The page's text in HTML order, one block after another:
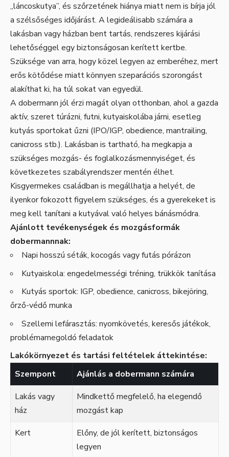
„láncoskutya”, és szőrzetének hiánya miatt nem is bírja jól
a szélsőséges időjárást. A legideálisabb számára a
lakásban vagy házban bent tartás, rendszeres kijárási
lehetőséggel egy biztonságosan kerített kertbe.
Szüksége van arra, hogy közel legyen az emberéhez, mert
erős kötődése miatt könnyen szeparációs szorongást
alakíthat ki, ha túl sokat van egyedül.
A dobermann jól érzi magát olyan otthonban, ahol a gazda
aktív, szeret túrázni, futni, kutyaiskolába járni, esetleg
kutyás sportokat űzni (IPO/IGP, obedience, mantrailing,
canicross stb.). Lakásban is tartható, ha megkapja a
szükséges mozgás- és foglalkozásmennyiséget, és
következetes szabályrendszer mentén élhet.
Kisgyermekes családban is megállhatja a helyét, de
ilyenkor fokozott figyelem szükséges, és a gyerekeket is
meg kell tanítani a kutyával való helyes bánásmódra.
Ajánlott tevékenységek és mozgásformák
dobermannnak:
Napi hosszú séták, kocogás vagy futás pórázon
Kutyaiskola: engedelmességi tréning, trükkök tanítása
Kutyás sportok: IGP, obedience, canicross, bikejöring,
őrző-védő munka
Szellemi lefárasztás: nyomkövetés, keresős játékok,
problémamegoldó feladatok
Lakókörnyezet és tartási feltételek áttekintése:
Szempont
Ajánlás a dobermann számára
Lakás vagy
ház
Mindkettő megfelelő, ha elegendő
mozgást kap
Kert
Előny, de jól kerített, biztonságos
legyen